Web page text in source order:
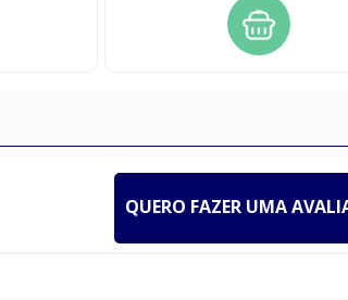
QUERO FAZER UMA